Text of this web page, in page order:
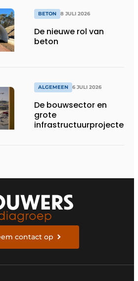
BETON 8 JULI 2026
De nieuwe rol van
beton
ALGEMEEN 6 JULI 2026
De bouwsector en
grote
infrastructuurprojecten
contact op